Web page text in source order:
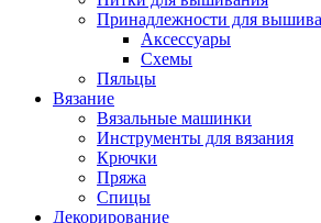
Принадлежности для
Аксессуары
Схемы
Пяльцы
Вязание
Вязальные машинки
Инструменты для вязания
Крючки
Пряжа
Спицы
Декорирование